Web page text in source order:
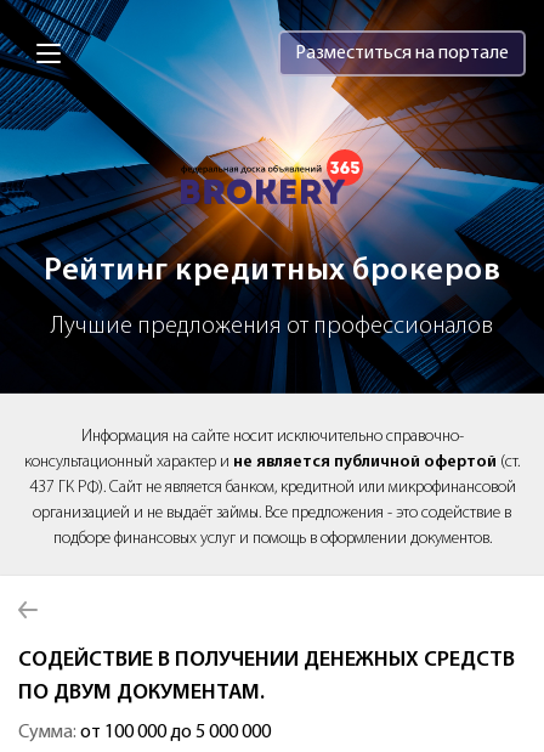
Brokery365 - Рейтинг кредитных
Разместиться на портале
Рейтинг кредитных брокеров
Лучшие предложения от профессионалов
Информация на сайте носит исключительно справочно-
консультационный характер и не является публичной офертой (ст.
437 ГК РФ). Сайт не является банком, кредитной или микрофинансовой
организацией и не выдаёт займы. Все предложения - это содействие в
подборе финансовых услуг и помощь в оформлении документов.
СОДЕЙСТВИЕ В ПОЛУЧЕНИИ ДЕНЕЖНЫХ СРЕДСТВ
ПО ДВУМ ДОКУМЕНТАМ.
Сумма: от 100 000 до 5 000 000